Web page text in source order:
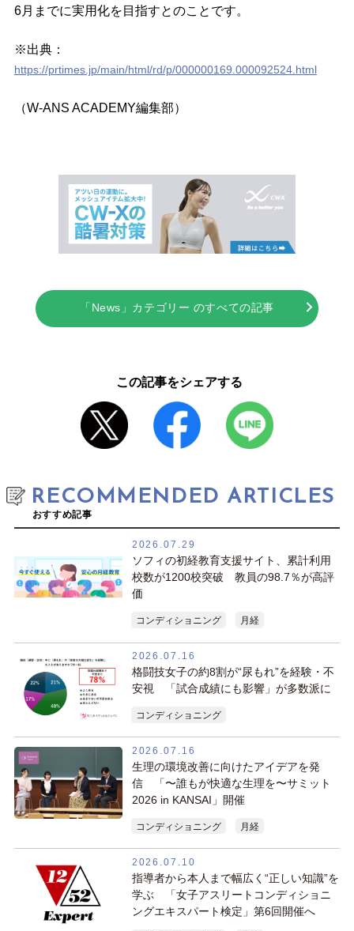
6月までに実用化を目指すとのことです。
※出典：
https://prtimes.jp/main/html/rd/p/000000169.000092524.html
（W-ANS ACADEMY編集部）
「News」カテゴリー のすべての記事
この記事をシェアする
RECOMMENDED ARTICLES
おすすめ記事
2026.07.29
ソフィの初経教育支援サイト、累計利用
校数が1200校突破 教員の98.7％が高評
価
コンディショニング 月経
2026.07.16
格闘技女子の約8割が“尿もれ”を経験・不
安視 「試合成績にも影響」が多数派に
コンディショニング
2026.07.16
生理の環境改善に向けたアイデアを発
信 「〜誰もが快適な生理を〜サミット
2026 in KANSAI」開催
コンディショニング 月経
2026.07.10
指導者から本人まで幅広く“正しい知識”を
学ぶ 「女子アスリートコンディショニ
ングエキスパート検定」第6回開催へ